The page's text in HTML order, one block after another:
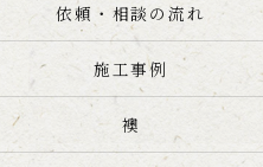
依頼・相談の流れ
施工事例
襖